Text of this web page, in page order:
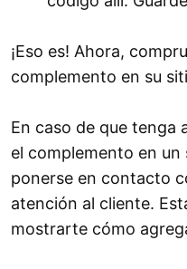
¡Eso es! Ahora,
complemento en su
En caso de que tenga
el complemento en
ponerse en contacto
atención al cliente.
mostrarte cómo